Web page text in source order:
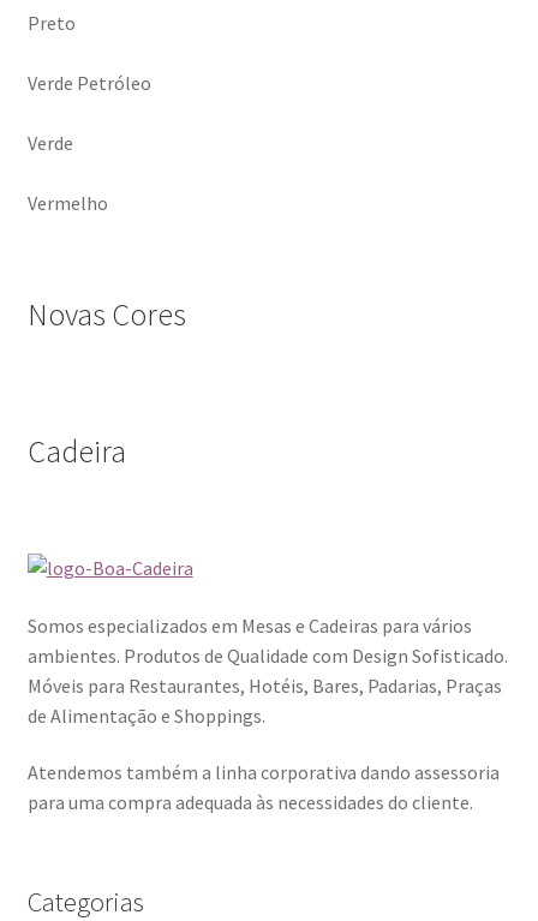
Preto
Verde Petróleo
Verde
Vermelho
Novas Cores
Cadeira
Somos especializados em Mesas e Cadeiras para vários
ambientes. Produtos de Qualidade com Design Sofisticado.
Móveis para Restaurantes, Hotéis, Bares, Padarias, Praças
de Alimentação e Shoppings.
Atendemos também a linha corporativa dando assessoria
para uma compra adequada às necessidades do cliente.
Categorias